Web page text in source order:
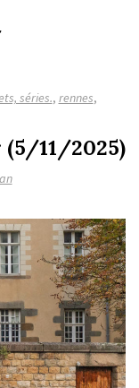
séries., rennes,
(5/11/2025)